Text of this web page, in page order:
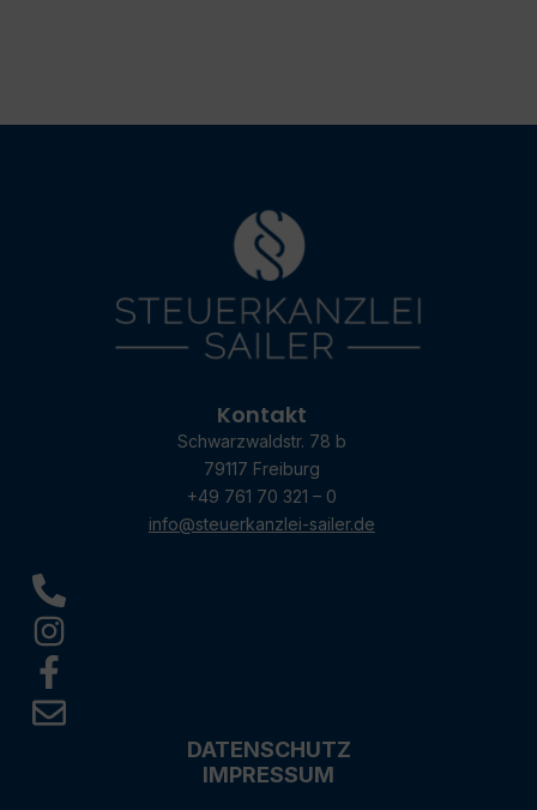
Kontakt
Schwarzwaldstr. 78 b
79117 Freiburg
+49 761 70 321 – 0
info@steuerkanzlei-sailer.de
DATENSCHUTZ
IMPRESSUM